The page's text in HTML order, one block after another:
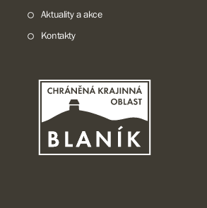
Aktuality a akce
Kontakty